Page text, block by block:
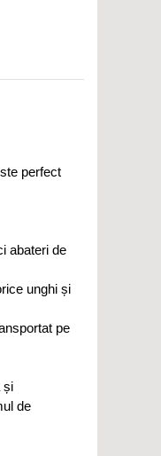
perfect
abateri de
unghi și
pe
și
de